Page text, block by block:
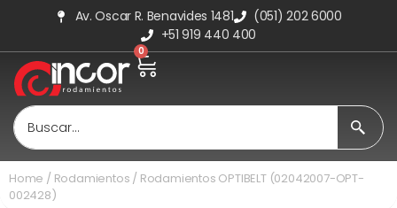
Av. Oscar R. Benavides 1481
(051) 202 6000
+51 919 440 400
0
Home / Rodamientos / Rodamientos OPTIBELT (02042007-OPT-
002428)